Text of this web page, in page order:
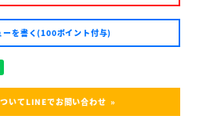
ーを書く(100ポイント付与)
いてLINEでお問い合わせ